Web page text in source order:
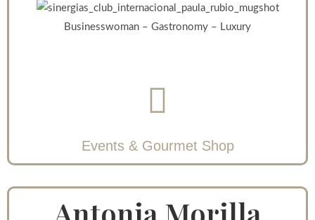
Businesswoman – Gastronomy – Luxury
Events & Gourmet Shop